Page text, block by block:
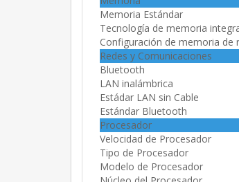
Memoria Estándar
Tecnología de memoria
Configuración de memoria de
Redes y Comunicaciones
Bluetooth
LAN inalámbrica
Estádar LAN sin Cable
Estándar Bluetooth
Procesador
Velocidad de Procesador
Tipo de Procesador
Modelo de Procesador